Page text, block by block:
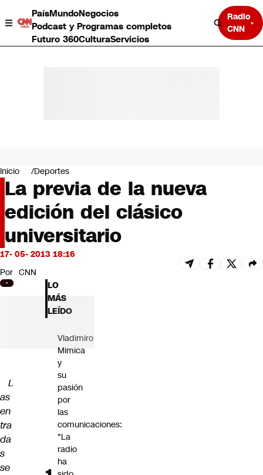
PaísMundoNegocios
Podcast y Programas completos
Futuro 360CulturaServicios
Radio
CNN
Negocios
Deportes
Programas completos
Cultura
Servicios
Bits
CNN tiempo
Futuro 360
Opinión
Inicio Deportes
La previa de la nueva
edición del clásico
universitario
17- 05- 2013 18:16
Por CNN
L
as
en
tra
da
s
se
LO
MÁS
LEÍDO
Vladimiro
Mimica
y
su
pasión
por
las
comunicaciones:
"La
radio
ha